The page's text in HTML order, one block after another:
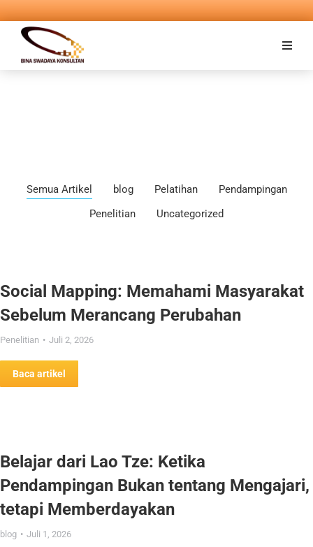
Semua Artikel blog Pelatihan
Pendampingan
Penelitian
Uncategorized
Social Mapping: Memahami Masyarakat
Sebelum Merancang Perubahan
Penelitian Juli 2, 2026
Baca artikel
Belajar dari Lao Tze: Ketika
Pendampingan Bukan tentang Mengajari,
tetapi Memberdayakan
blog Juli 1, 2026